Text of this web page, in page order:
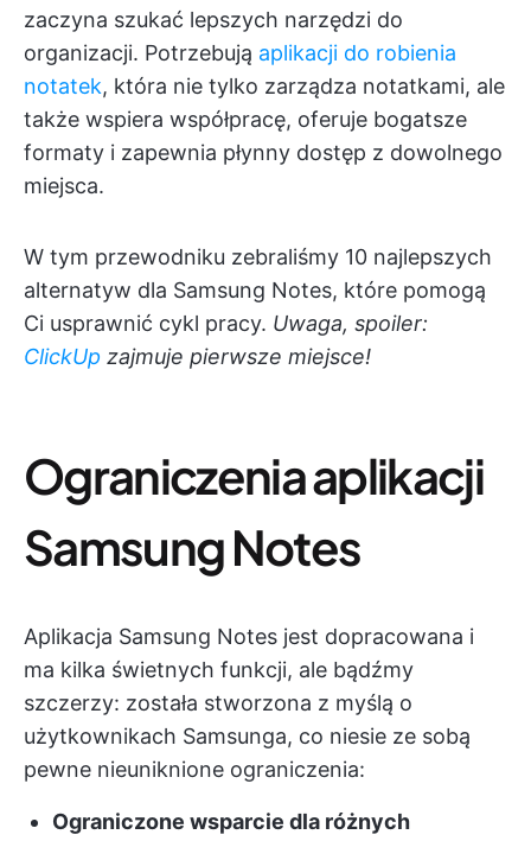
zaczyna szukać lepszych narzędzi do
organizacji. Potrzebują aplikacji do robienia
notatek, która nie tylko zarządza notatkami, ale
także wspiera współpracę, oferuje bogatsze
formaty i zapewnia płynny dostęp z dowolnego
miejsca.
W tym przewodniku zebraliśmy 10 najlepszych
alternatyw dla Samsung Notes, które pomogą
Ci usprawnić cykl pracy. Uwaga, spoiler:
ClickUp zajmuje pierwsze miejsce!
Ograniczenia aplikacji
Samsung Notes
Aplikacja Samsung Notes jest dopracowana i
ma kilka świetnych funkcji, ale bądźmy
szczerzy: została stworzona z myślą o
użytkownikach Samsunga, co niesie ze sobą
pewne nieuniknione ograniczenia:
Ograniczone wsparcie dla różnych